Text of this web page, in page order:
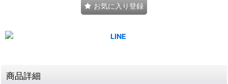
お気に入り登録
商品詳細